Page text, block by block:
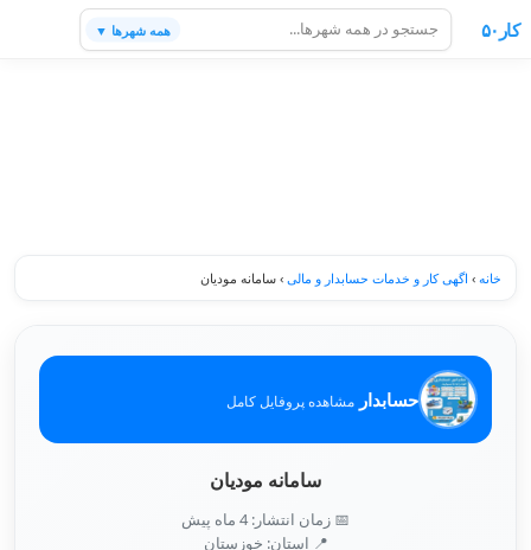
کار۵۰ همه شهرها ▼
خانه › اگهی کار و خدمات حسابدار و مالی › سامانه مودیان
حسابدار مشاهده پروفایل کامل
سامانه مودیان
📅 زمان انتشار: 4 ماه پیش
📍 استان: خوزستان